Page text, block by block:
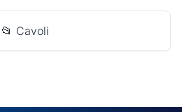
📂 Cavoli